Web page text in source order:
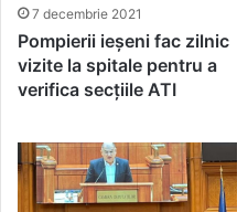
7 decembrie 2021
Pompierii ieșeni fac zilnic
vizite la spitale pentru a
verifica secțiile ATI